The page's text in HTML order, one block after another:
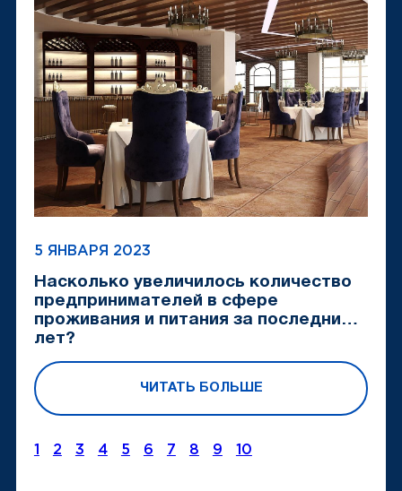
5 ЯНВАРЯ 2023
Насколько увеличилось количество
предпринимателей в сфере
проживания и питания за последние 5
лет?
ЧИТАТЬ БОЛЬШЕ
1 2 3 4 5 6 7 8 9 10